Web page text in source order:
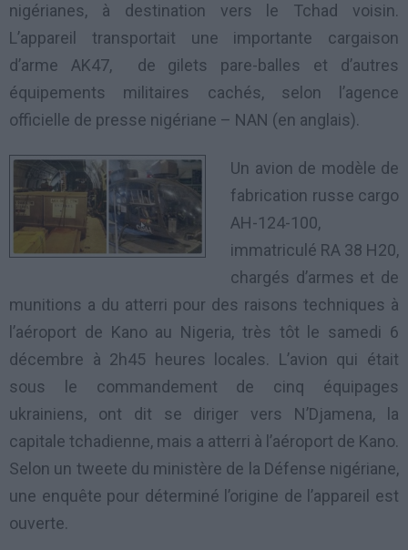
nigérianes, à destination vers le Tchad voisin.
L’appareil transportait une importante cargaison
d’arme AK47, de gilets pare-balles et d’autres
équipements militaires cachés, selon l’agence
officielle de presse nigériane – NAN (en anglais).
Un avion de modèle de
fabrication russe cargo
AH-124-100,
immatriculé RA 38 H20,
chargés d’armes et de
munitions a du atterri pour des raisons techniques à
l’aéroport de Kano au Nigeria, très tôt le samedi 6
décembre à 2h45 heures locales. L’avion qui était
sous le commandement de cinq équipages
ukrainiens, ont dit se diriger vers N’Djamena, la
capitale tchadienne, mais a atterri à l’aéroport de Kano.
Selon un tweete du ministère de la Défense nigériane,
une enquête pour déterminé l’origine de l’appareil est
ouverte.